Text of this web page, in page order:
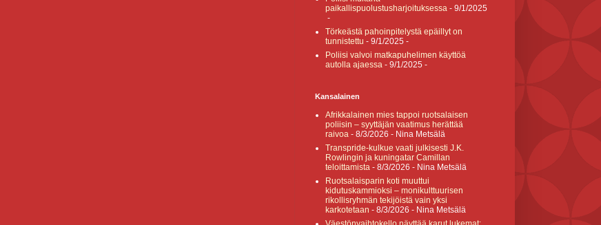
paikallispuolustusharjoituksessa - 9/1/2025
-
Törkeästä pahoinpitelystä epäillyt on
tunnistettu - 9/1/2025 -
Poliisi valvoi matkapuhelimen käyttöä
autolla ajaessa - 9/1/2025 -
Kansalainen
Afrikkalainen mies tappoi ruotsalaisen
poliisin – syyttäjän vaatimus herättää
raivoa - 8/3/2026 - Nina Metsälä
Transpride-kulkue vaati julkisesti J.K.
Rowlingin ja kuningatar Camillan
teloittamista - 8/3/2026 - Nina Metsälä
Ruotsalaisparin koti muuttui
kidutuskammioksi – monikulttuurisen
rikollisryhmän tekijöistä vain yksi
karkotetaan - 8/3/2026 - Nina Metsälä